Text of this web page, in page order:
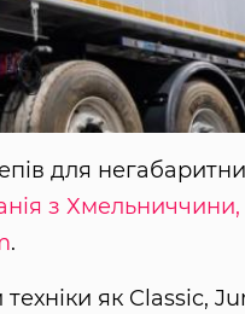
для
з
.
як Classic,